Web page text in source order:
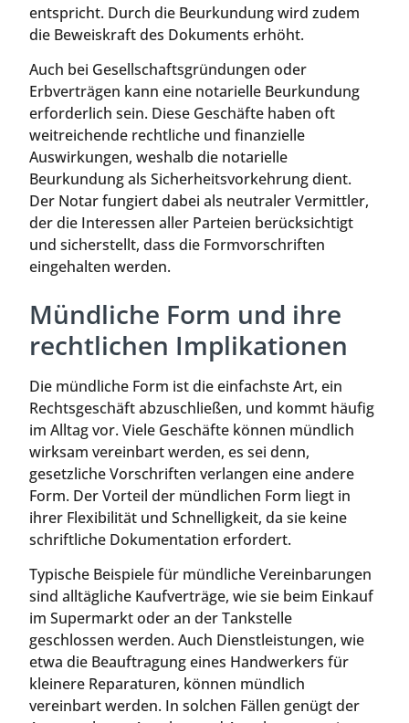
entspricht. Durch die Beurkundung wird zudem
die Beweiskraft des Dokuments erhöht.
Auch bei Gesellschaftsgründungen oder
Erbverträgen kann eine notarielle Beurkundung
erforderlich sein. Diese Geschäfte haben oft
weitreichende rechtliche und finanzielle
Auswirkungen, weshalb die notarielle
Beurkundung als Sicherheitsvorkehrung dient.
Der Notar fungiert dabei als neutraler Vermittler,
der die Interessen aller Parteien berücksichtigt
und sicherstellt, dass die Formvorschriften
eingehalten werden.
Mündliche Form und ihre
rechtlichen Implikationen
Die mündliche Form ist die einfachste Art, ein
Rechtsgeschäft abzuschließen, und kommt häufig
im Alltag vor. Viele Geschäfte können mündlich
wirksam vereinbart werden, es sei denn,
gesetzliche Vorschriften verlangen eine andere
Form. Der Vorteil der mündlichen Form liegt in
ihrer Flexibilität und Schnelligkeit, da sie keine
schriftliche Dokumentation erfordert.
Typische Beispiele für mündliche Vereinbarungen
sind alltägliche Kaufverträge, wie sie beim Einkauf
im Supermarkt oder an der Tankstelle
geschlossen werden. Auch Dienstleistungen, wie
etwa die Beauftragung eines Handwerkers für
kleinere Reparaturen, können mündlich
vereinbart werden. In solchen Fällen genügt der